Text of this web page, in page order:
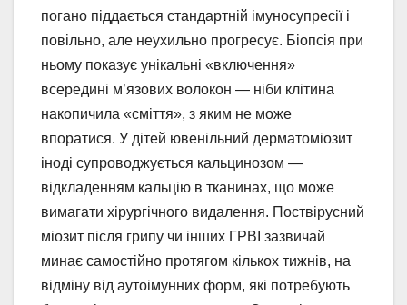
погано піддається стандартній імуносупресії і
повільно, але неухильно прогресує. Біопсія при
ньому показує унікальні «включення»
всередині м’язових волокон — ніби клітина
накопичила «сміття», з яким не може
впоратися. У дітей ювенільний дерматоміозит
іноді супроводжується кальцинозом —
відкладенням кальцію в тканинах, що може
вимагати хірургічного видалення. Поствірусний
міозит після грипу чи інших ГРВІ зазвичай
минає самостійно протягом кількох тижнів, на
відміну від аутоімунних форм, які потребують